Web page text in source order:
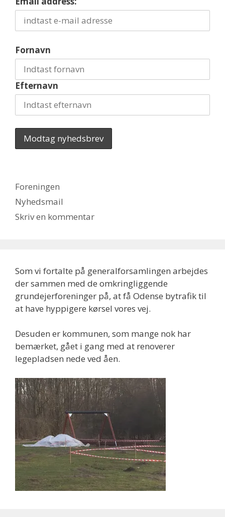
Fornavn
Efternavn
Kategorier
Foreningen
Tags
Nyhedsmail
Skriv en kommentar
Som vi fortalte på generalforsamlingen arbejdes
der sammen med de omkringliggende
grundejerforeninger på, at få Odense bytrafik til
at have hyppigere kørsel vores vej.
Desuden er kommunen, som mange nok har
bemærket, gået i gang med at renoverer
legepladsen nede ved åen.